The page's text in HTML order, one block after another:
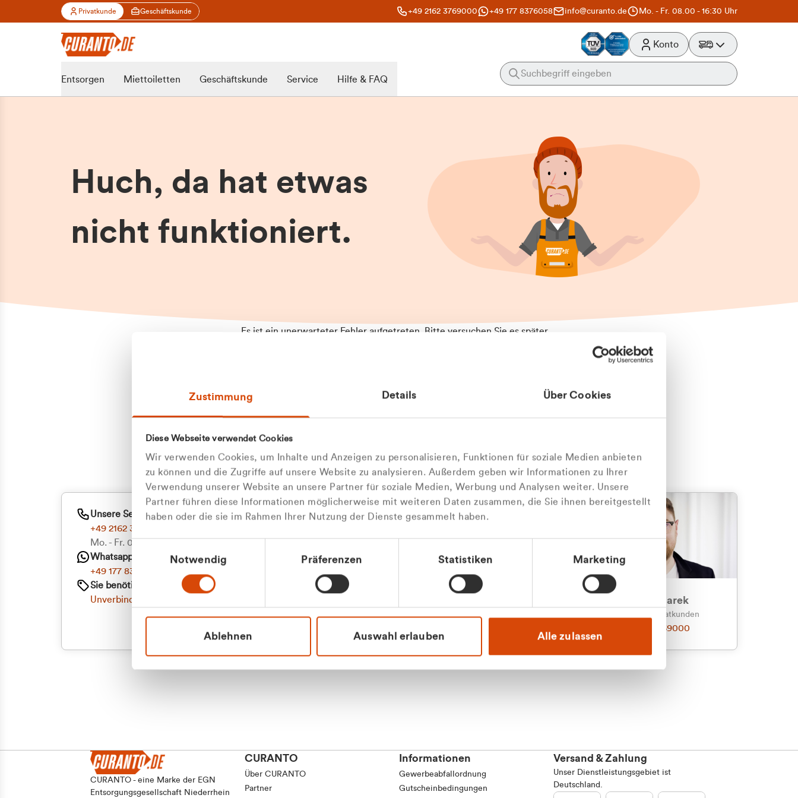
Zustimmung Details Über Cookies
Diese Webseite verwendet Cookies
Wir verwenden Cookies, um Inhalte und Anzeigen zu personalisieren, Funktionen für soziale Medien anbieten
zu können und die Zugriffe auf unsere Website zu analysieren. Außerdem geben wir Informationen zu Ihrer
Verwendung unserer Website an unsere Partner für soziale Medien, Werbung und Analysen weiter. Unsere
Partner führen diese Informationen möglicherweise mit weiteren Daten zusammen, die Sie ihnen bereitgestellt
haben oder die sie im Rahmen Ihrer Nutzung der Dienste gesammelt haben.
Einwilligungsauswahl
Notwendig Präferenzen Statistiken Marketing
Ablehnen Auswahl erlauben Alle zulassen
Privatkunde Geschäftskunde +49 2162 3769000 +49 177 8376058 info@curanto.de Mo. - Fr. 08.00 - 16:30 Uhr
Konto
Entsorgen Miettoiletten Geschäftskunde Service Hilfe & FAQ
Huch, da hat etwas
nicht funktioniert.
Es ist ein unerwarteter Fehler aufgetreten. Bitte versuchen Sie es später
aufgetretenen Fehler an. Wir entschuldigen uns für eventuelle
Unannehmlichkeiten.
Zum Abfallberater
Oder kontaktieren Sie uns persönlich
Wir sind gerne für Sie da
Unsere Service-Hotline
+49 2162 3769000
Mo. - Fr. 08.00 - 16:30 Uhr
Whatsapp
+49 177 8376058
Sie benötigen ein individuelles Angebot?
Unverbindliche Anfrage stellen
Julian Marek
Vertrieb - Privatkunden
0216 237 69000
CURANTO - eine Marke der EGN
Entsorgungsgesellschaft Niederrhein
CURANTO
Über CURANTO
Partner
Informationen
Gewerbeabfallordnung
Gutscheinbedingungen
Versand & Zahlung
Unser Dienstleistungsgebiet ist
Deutschland.